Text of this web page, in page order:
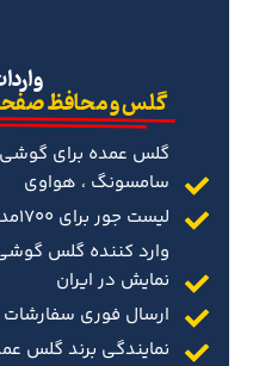
گلس و محافظ
گلس عمده برای گوشی
سامسونگ ، هواوی
لیست جور برای 1700مدل حتی مدل های جدید
وارد کننده گلس
نمایش در ایران
ارسال فوری
نمایندگی برند گلس